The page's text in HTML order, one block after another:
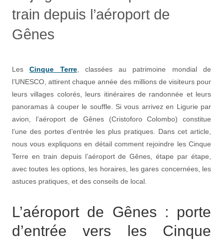
N I
train depuis l’aéroport de
Gênes
LesCinque Terre, classées au patrimoine mondial de
l’UNESCO, attirent chaque année des millions de visiteurs pour
leurs villages colorés, leurs itinéraires de randonnée et leurs
panoramas à couper le souffle. Si vous arrivez en Ligurie par
avion, l’aéroport de Gênes (Cristoforo Colombo) constitue
l’une des portes d’entrée les plus pratiques. Dans cet article,
nous vous expliquons en détail comment rejoindre les Cinque
Terre en train depuis l’aéroport de Gênes, étape par étape,
avec toutes les options, les horaires, les gares concernées, les
astuces pratiques, et des conseils de local.
L’aéroport de Gênes : porte
d’entrée vers les Cinque